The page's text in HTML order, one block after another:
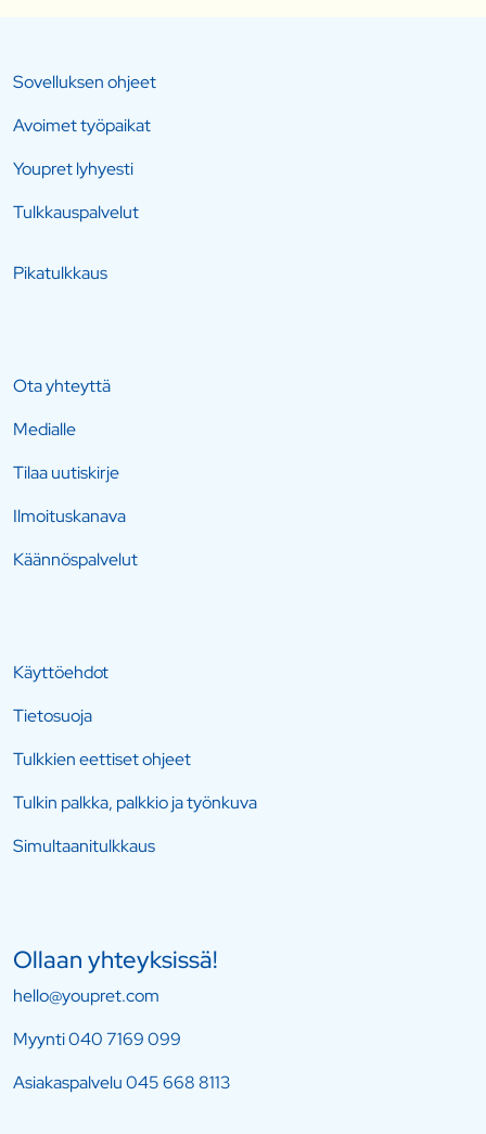
Sovelluksen ohjeet
Avoimet työpaikat
Youpret lyhyesti
Tulkkauspalvelut
Pikatulkkaus
Ota yhteyttä
Medialle
Tilaa uutiskirje
Ilmoituskanava
Käännöspalvelut
Käyttöehdot
Tietosuoja
Tulkkien eettiset ohjeet
Tulkin palkka, palkkio ja työnkuva
Simultaanitulkkaus
Ollaan yhteyksissä!
hello@youpret.com
Myynti040 7169 099
Asiakaspalvelu045 668 8113